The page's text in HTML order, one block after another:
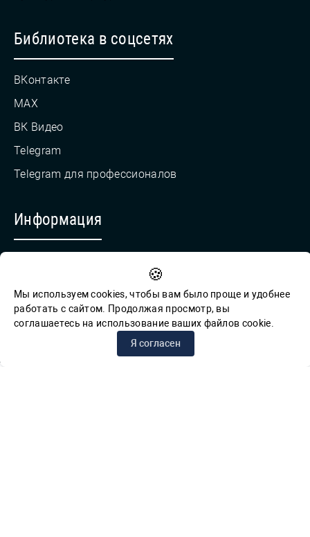
Библиотека в соцсетях
ВКонтакте
MAX
ВК Видео
Telegram
Telegram для профессионалов
Информация
Обратная связь для сообщений о фактах коррупции
© СПб ГБУК ГСЦБС, 2012-2026 гг.
🍪
Мы используем cookies, чтобы вам было проще и удобнее
работать с сайтом. Продолжая просмотр, вы
соглашаетесь на использование ваших файлов cookie.
Я согласен